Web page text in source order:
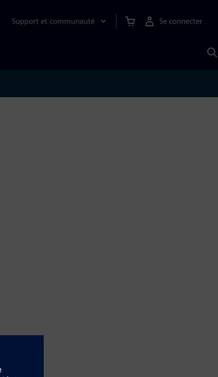
Support et communauté Se connecter